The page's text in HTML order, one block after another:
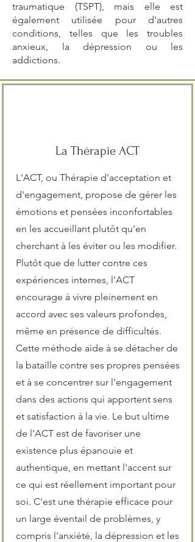
traumatique (TSPT), mais elle est
également utilisée pour d'autres
conditions, telles que les troubles
anxieux, la dépression ou les
addictions.
La Thérapie ACT
L'ACT, ou Thérapie d'acceptation et
d'engagement, propose de gérer les
émotions et pensées inconfortables
en les accueillant plutôt qu'en
cherchant à les éviter ou les modifier.
Plutôt que de lutter contre ces
expériences internes, l'ACT
encourage à vivre pleinement en
accord avec ses valeurs profondes,
même en présence de difficultés.
Cette méthode aide à se détacher de
la bataille contre ses propres pensées
et à se concentrer sur l'engagement
dans des actions qui apportent sens
et satisfaction à la vie. Le but ultime
de l'ACT est de favoriser une
existence plus épanouie et
authentique, en mettant l'accent sur
ce qui est réellement important pour
soi. C'est une thérapie efficace pour
un large éventail de problèmes, y
compris l'anxiété, la dépression et les